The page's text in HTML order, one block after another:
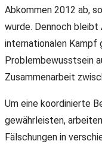
Abkommen 2012 ab,
wurde. Dennoch
internationalen Kampf
Problembewusstsein
Zusammenarbeit
Um eine koordinierte
gewährleisten,
Fälschungen in